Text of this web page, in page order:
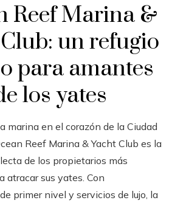
Reef Marina &
un refugio
para amantes
los yates
marina en el corazón de la Ciudad
Reef Marina & Yacht Club es la
de los propietarios más
atracar sus yates. Con
primer nivel y servicios de lujo, la